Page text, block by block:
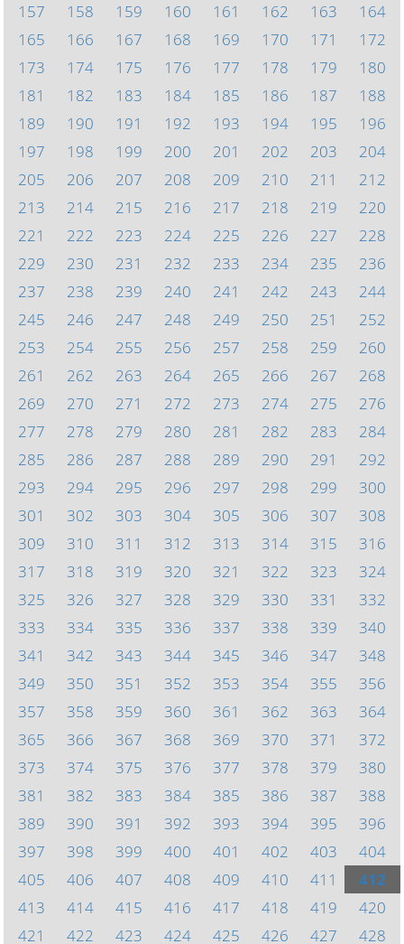
157
158 159 160 161 162 163
164
165
166 167 168 169 170 171
172
173
174 175 176 177 178 179
180
181
182 183 184 185 186 187
188
189
190 191 192 193 194 195
196
197
198 199 200 201 202 203
204
205
206 207 208 209 210 211
212
213
214 215 216 217 218 219
220
221
222 223 224 225 226 227
228
229
230 231 232 233 234 235
236
237
238 239 240 241 242 243
244
245
246 247 248 249 250 251
252
253
254 255 256 257 258 259
260
261
262 263 264 265 266 267
268
269
270 271 272 273 274 275
276
277
278 279 280 281 282 283
284
285
286 287 288 289 290 291
292
293
294 295 296 297 298 299
300
301
302 303 304 305 306 307
308
309
310 311 312 313 314 315
316
317
318 319 320 321 322 323
324
325
326 327 328 329 330 331
332
333
334 335 336 337 338 339
340
341
342 343 344 345 346 347
348
349
350 351 352 353 354 355
356
357
358 359 360 361 362 363
364
365
366 367 368 369 370 371
372
373
374 375 376 377 378 379
380
381
382 383 384 385 386 387
388
389
390 391 392 393 394 395
396
397
398 399 400 401 402 403
404
405
406 407 408 409 410 411
412
413
414 415 416 417 418 419
420
421
422 423 424 425 426 427 428